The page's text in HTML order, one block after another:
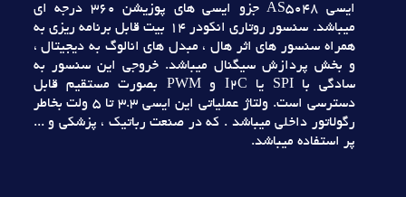
ايسي AS5048 جزو ايسي هاي پوزيشن 360 درجه اي
ميباشد. سنسور روتاري انکودر 14 بيت قابل برنامه ريزي به
همراه سنسور هاي اثر هال ، مبدل هاي انالوگ به ديجيتال ،
و بخش پردازش سيگنال ميباشد. خروجي اين سنسور به
سادگي با SPI يا I2C و PWM بصورت مستقيم قابل
دسترسي است. ولتاژ عملياتي اين ايسي 3.3 تا 5 ولت بخاطر
رگولاتور داخلي ميباشد . که در صنعت رباتيک ، پزشکي و ...
پر استفاده ميباشد.